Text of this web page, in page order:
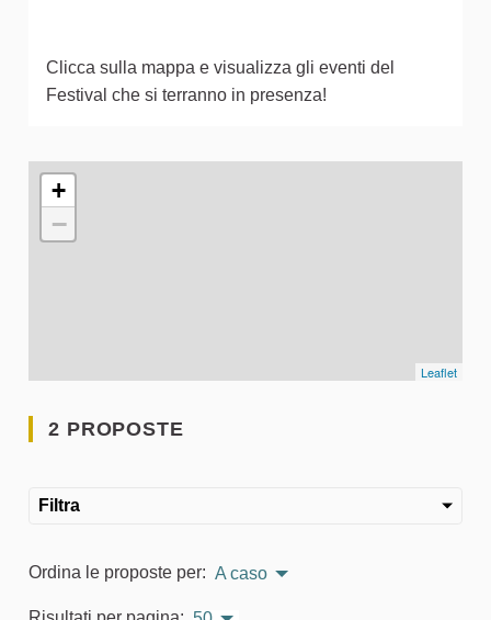
Clicca sulla mappa e visualizza gli eventi del
Festival che si terranno in presenza!
L'elemento seguente è una mappa che presenta gli
+
−
Leaflet
2 PROPOSTE
Filtra
Ordina le proposte per: A caso